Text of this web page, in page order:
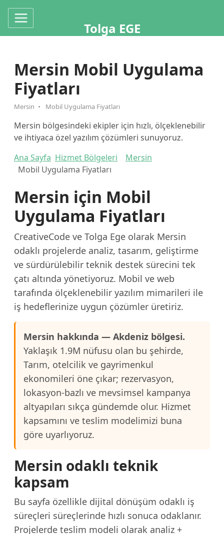
Tolga EGE
Mersin Mobil Uygulama
Fiyatları
Mersin Mobil Uygulama Fiyatları
Mersin bölgesindeki ekipler için hızlı, ölçeklenebilir
ve ihtiyaca özel yazılım çözümleri sunuyoruz.
Ana Sayfa Hizmet Bölgeleri
Mersin
Mobil Uygulama Fiyatları
Mersin için Mobil
Uygulama Fiyatları
CreativeCode ve Tolga Ege olarak Mersin
odaklı projelerde analiz, tasarım, geliştirme
ve sürdürülebilir teknik destek sürecini tek
çatı altında yönetiyoruz. Mobil ve web
tarafında ölçeklenebilir yazılım mimarileri ile
iş hedeflerinize uygun çözümler üretiriz.
Mersin hakkında — Akdeniz bölgesi.
Yaklaşık 1.9M nüfusu olan bu şehirde,
Tarım, otelcilik ve gayrimenkul
ekonomileri öne çıkar; rezervasyon,
lokasyon-bazlı ve mevsimsel kampanya
altyapıları sıkça gündemde olur. Hizmet
kapsamını ve teslim modelimizi buna
göre uyarlıyoruz.
Mersin odaklı teknik
kapsam
Bu sayfa özellikle dijital dönüşüm odaklı iş
süreçleri süreçlerinde hızlı sonuca odaklanır.
Projelerde teslim modeli olarak analiz +